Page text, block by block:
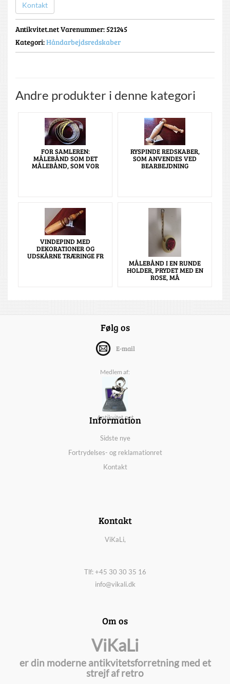
Kontakt
Antikvitet.net Varenummer: 521245
Kategori:Håndarbejdsredskaber
Andre produkter i denne kategori
FOR SAMLEREN:
MÅLEBÅND SOM DET
MÅLEBÅND, SOM VOR
RYSPINDE REDSKABER,
SOM ANVENDES VED
BEARBEJDNING
VINDEPIND MED
DEKORATIONER OG
UDSKÅRNE TRÆRINGE FR
MÅLEBÅND I EN RUNDE
HOLDER, PRYDET MED EN
ROSE, MÅ
Følg os
E-mail
Medlem af:
Antikvitet.net
Information
Sidste nye
Fortrydelses- og reklamationret
Kontakt
Kontakt
ViKaLi,
Tlf: +45 30 30 35 16
info@vikali.dk
Om os
ViKaLi
er din moderne antikvitetsforretning med et
strejf af retro